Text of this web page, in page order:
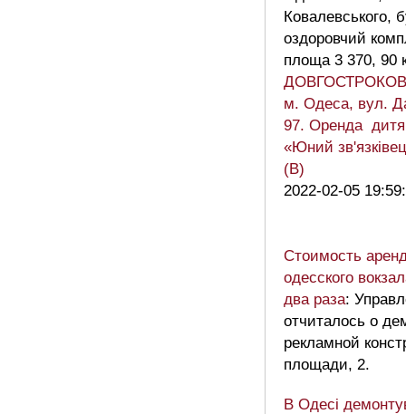
Ковалевського,
оздоровчий
площа 3 370, 90
м. Одеса, вул.
97. Оренда
«Юний
(В)
2022-02-05
Стоимость
одесского
два раза:
отчиталось о
рекламной
площади, 2.
В Одесі